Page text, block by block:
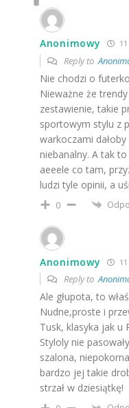
Anonimowy
Reply to
Nie chodzi o
Nieważne że
zestawienie, takie
sportowym stylu z
warkoczami
niebanalny. A tak
aeeele co tam,
ludzi tyle opinii, a
0
Anonimowy
Reply to
Ale głupota, to
Nudne,proste i
Tusk, klasyka jak u
Styloly nie
szalona,
bardzo jej takie
strzał w dziesiątkę!